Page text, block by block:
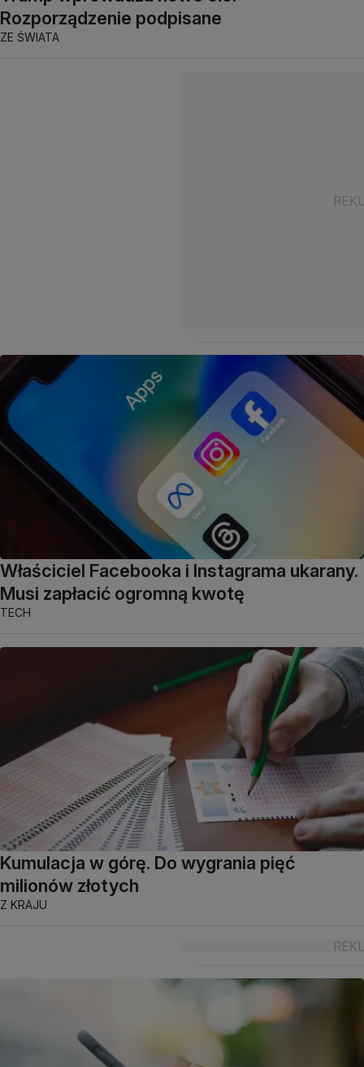
Rozporządzenie podpisane
ZE ŚWIATA
Właściciel Facebooka i Instagrama ukarany.
Musi zapłacić ogromną kwotę
TECH
Kumulacja w górę. Do wygrania pięć
milionów złotych
Z KRAJU